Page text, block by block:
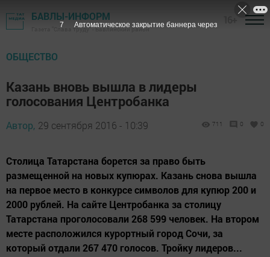
БАВЛЫ-ИНФОРМ
Газета "Слава труду" - Бавлинский район
ОБЩЕСТВО
Казань вновь вышла в лидеры
голосования Центробанка
Автор, 29 сентября 2016 - 10:39 711 0 0
Столица Татарстана борется за право быть
размещенной на новых купюрах. Казань снова вышла
на первое место в конкурсе символов для купюр 200 и
2000 рублей. На сайте Центробанка за столицу
Татарстана проголосовали 268 599 человек. На втором
месте расположился курортный город Сочи, за
который отдали 267 470 голосов. Тройку лидеров...
6 Автоматическое закрытие баннера через